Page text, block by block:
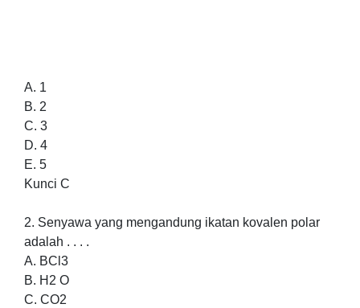
A. 1
B. 2
C. 3
D. 4
E. 5
Kunci C
2. Senyawa yang mengandung ikatan kovalen polar
adalah . . . .
A. BCl3
B. H2 O
C. CO2